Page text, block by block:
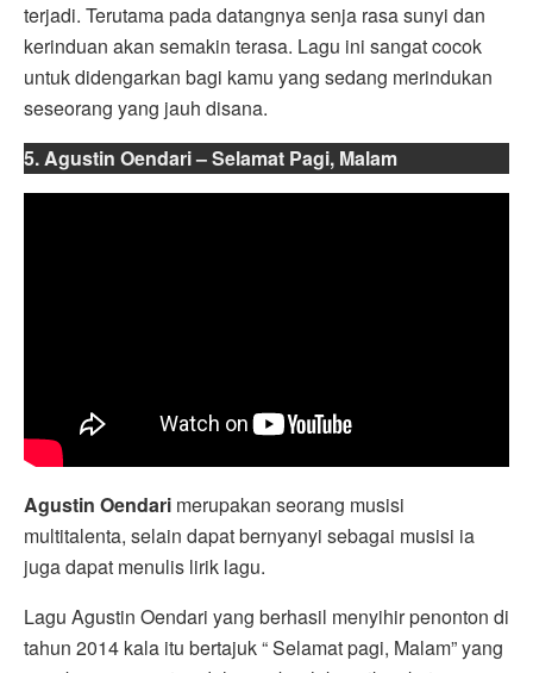
terjadi. Terutama pada datangnya senja rasa sunyi dan
kerinduan akan semakin terasa. Lagu ini sangat cocok
untuk didengarkan bagi kamu yang sedang merindukan
seseorang yang jauh disana.
5. Agustin Oendari – Selamat Pagi, Malam
Agustin Oendari merupakan seorang musisi
multitalenta, selain dapat bernyanyi sebagai musisi ia
juga dapat menulis lirik lagu.
Lagu Agustin Oendari yang berhasil menyihir penonton di
tahun 2014 kala itu bertajuk “ Selamat pagi, Malam” yang